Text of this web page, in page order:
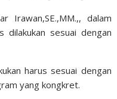
Irawan,SE.,MM.,, dalam
dilakukan sesuai dengan
harus sesuai dengan
yang kongkret.